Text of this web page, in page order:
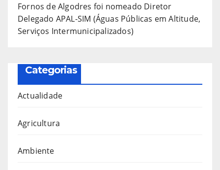
Fornos de Algodres foi nomeado Diretor
Delegado APAL-SIM (Águas Públicas em Altitude,
Serviços Intermunicipalizados)
Categorias
Actualidade
Agricultura
Ambiente